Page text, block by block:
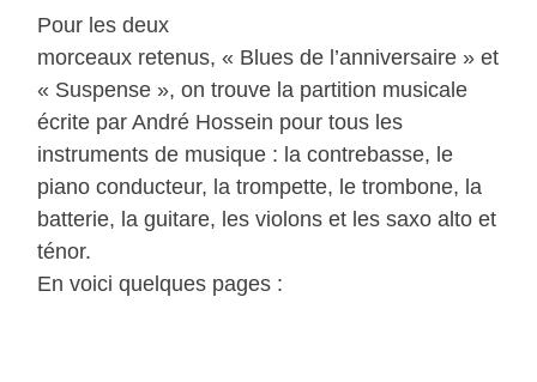
Pour les deux
morceaux retenus, « Blues de l’anniversaire » et
« Suspense », on trouve la partition musicale
écrite par André Hossein pour tous les
instruments de musique : la contrebasse, le
piano conducteur, la trompette, le trombone, la
batterie, la guitare, les violons et les saxo alto et
ténor.
En voici quelques pages :